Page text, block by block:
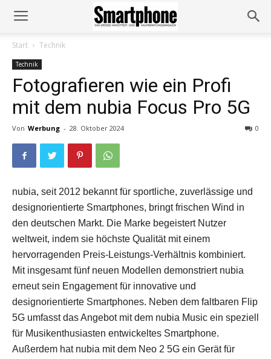
Start Technik
Technik
Fotografieren wie ein Profi
mit dem nubia Focus Pro 5G
Von Werbung - 28. Oktober 2024 0
nubia, seit 2012 bekannt für sportliche, zuverlässige und
designorientierte Smartphones, bringt frischen Wind in
den deutschen Markt. Die Marke begeistert Nutzer
weltweit, indem sie höchste Qualität mit einem
hervorragenden Preis-Leistungs-Verhältnis kombiniert.
Mit insgesamt fünf neuen Modellen demonstriert nubia
erneut sein Engagement für innovative und
designorientierte Smartphones. Neben dem faltbaren Flip
5G umfasst das Angebot mit dem nubia Music ein speziell
für Musikenthusiasten entwickeltes Smartphone.
Außerdem hat nubia mit dem Neo 2 5G ein Gerät für